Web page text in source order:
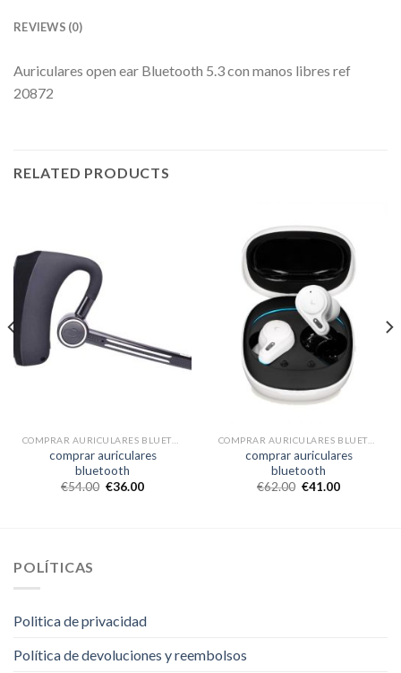
REVIEWS (0)
Auriculares open ear Bluetooth 5.3 con manos libres ref
20872
RELATED PRODUCTS
COMPRAR AURICULARES BLUETOOTH
comprar auriculares
bluetooth
€54.00 €36.00
COMPRAR AURICULARES BLUETOOTH
comprar auriculares
bluetooth
€62.00 €41.00
POLÍTICAS
Politica de privacidad
Política de devoluciones y reembolsos